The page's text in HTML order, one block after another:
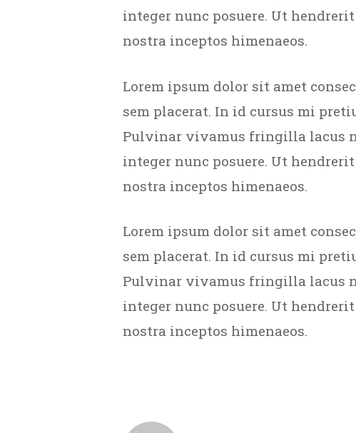
integer nunc posuere. Ut
nostra inceptos himenaeos.
Lorem ipsum dolor sit amet
sem placerat. In id cursus mi
Pulvinar vivamus fringilla lacus
integer nunc posuere. Ut
nostra inceptos himenaeos.
Lorem ipsum dolor sit amet
sem placerat. In id cursus mi
Pulvinar vivamus fringilla lacus
integer nunc posuere. Ut
nostra inceptos himenaeos.